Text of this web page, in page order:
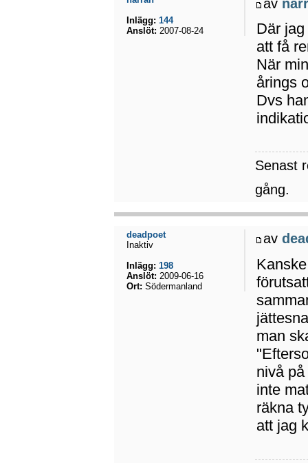
av
Där
att få
När
årings
Dvs
Senast
gång.
Inlägg: 144
Anslöt: 2007-08-24
av
man
nivå
inte
räkna
att jag
deadpoet
Inaktiv
Inlägg: 198
Anslöt: 2009-06-16
Ort: Södermanland